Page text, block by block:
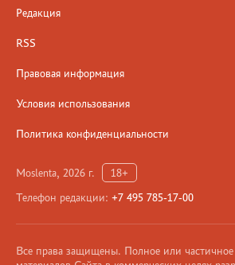
Редакция
RSS
Правовая информация
Условия использования
Политика конфиденциальности
Moslenta, 2026 г.
18+
Телефон редакции: +7 495 785-17-00
Все права защищены. Полное или